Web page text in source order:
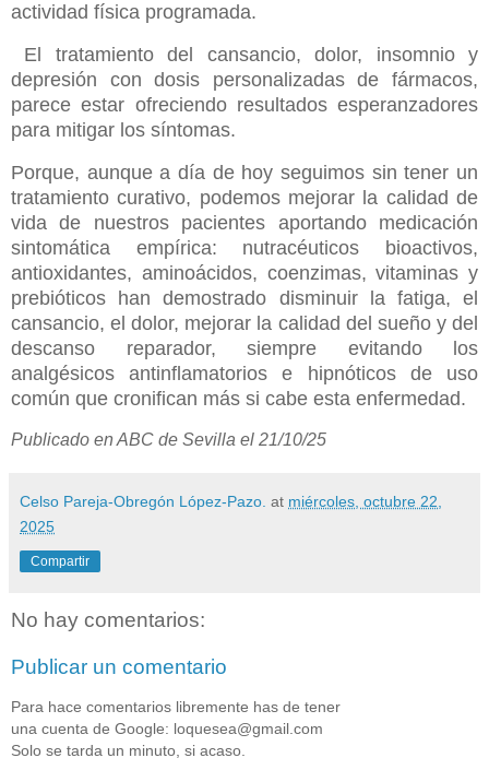
actividad física programada.
El tratamiento del cansancio, dolor, insomnio y
depresión con dosis personalizadas de fármacos,
parece estar ofreciendo resultados esperanzadores
para mitigar los síntomas.
Porque, aunque a día de hoy seguimos sin tener un
tratamiento curativo, podemos mejorar la calidad de
vida de nuestros pacientes aportando medicación
sintomática empírica: nutracéuticos bioactivos,
antioxidantes, aminoácidos, coenzimas, vitaminas y
prebióticos han demostrado disminuir la fatiga, el
cansancio, el dolor, mejorar la calidad del sueño y del
descanso reparador, siempre evitando los
analgésicos antinflamatorios e hipnóticos de uso
común que cronifican más si cabe esta enfermedad.
Publicado en ABC de Sevilla el 21/10/25
Celso Pareja-Obregón López-Pazo. at miércoles, octubre 22,
2025
Compartir
No hay comentarios:
Publicar un comentario
Para hace comentarios libremente has de tener
una cuenta de Google: loquesea@gmail.com
Solo se tarda un minuto, si acaso.